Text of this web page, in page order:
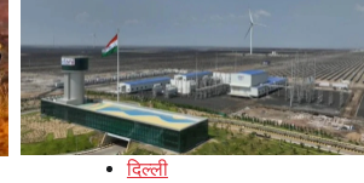
दिल्ली